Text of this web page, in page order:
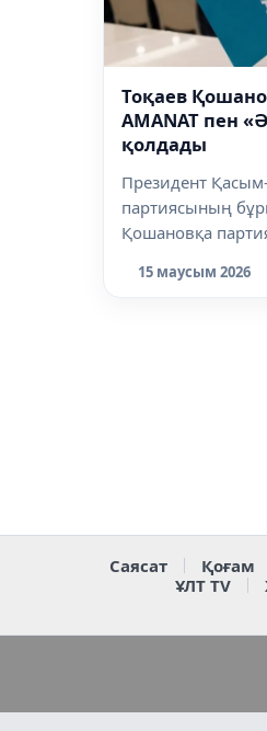
Тоқаев
AMANAT пен
қолдады
Президент
партиясының
Қошановқа
15 маусым 2026
Саясат Қоғам
ҰЛТ TV